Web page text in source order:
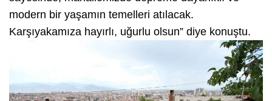
modern bir yaşamın temelleri atılacak.
Karşıyakamıza hayırlı, uğurlu olsun” diye konuştu.